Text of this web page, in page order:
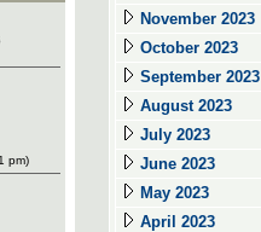
pm)
November 2023
October 2023
September 2023
August 2023
July 2023
June 2023
May 2023
April 2023